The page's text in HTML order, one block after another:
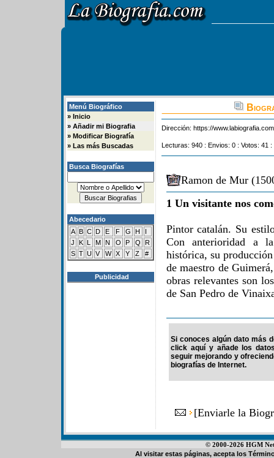
Menú Biográfico
» Inicio
» Añadir mi Biografia
» Modificar Biografía
» Las más Buscadas
Busca Biografías
Abecedario
A B C D E F G H
I
J
K L M N O P Q
R
S T U V W X Y Z #
Publicidad
Dirección: https://
Lecturas: 940 : Envios: 0 : Votos: 41
Ramon de Mur
1 Un visitante nos
Pintor catalán. Su
Con anterioridad a
histórica, su
de maestro de
obras relevantes son
de San Pedro de
Si conoces algún dato más
click aquí y añade los
seguir mejorando y
biografías de Internet.
[Enviarle la
© 2000-2026 HGM
Al visitar estas páginas, acepta los